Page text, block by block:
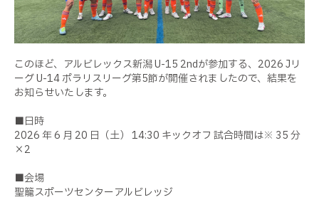
このほど、アルビレックス新潟 U-15 2ndが参加する、2026 Jリ
ーグ U-14 ポラリスリーグ第5節が開催されましたので、結果を
お知らせいたします。
■日時
2026 年 6 月 20 日（土） 14:30 キックオフ 試合時間は※ 35 分
×2
■会場
聖籠スポーツセンターアルビレッジ